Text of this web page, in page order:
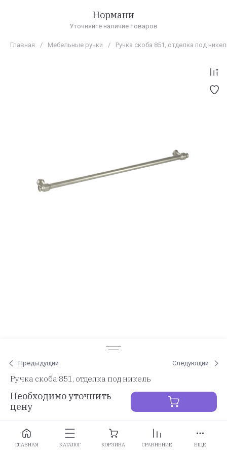
Нормани
Уточняйте наличие товаров
Главная / Мебельные ручки / Ручка скоба 851, отделка под
Предыдущий Следующий
Ручка скоба 851, отделка под никель
Необходимо уточнить
цену
Заказать
ГЛАВНАЯ КАТАЛОГ КОРЗИНА СРАВНЕНИЕ ЕЩЕ